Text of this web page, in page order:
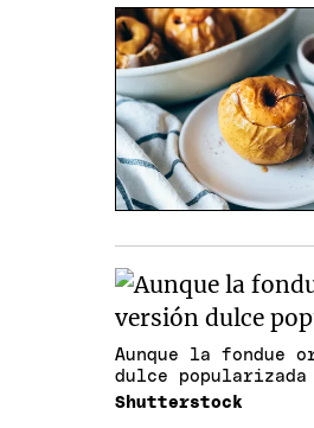
Aunque la fondue
dulce
Shutterstock